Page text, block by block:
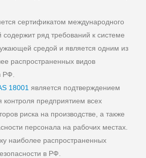
сертификатом международного
содержит ряд требований к системе
средой и является одним из
распространенных видов
РФ.
18001 является подтверждением
контроля предприятием всех
риска на производстве, а также
персонала на рабочих местах.
наиболее распространенных
в РФ.